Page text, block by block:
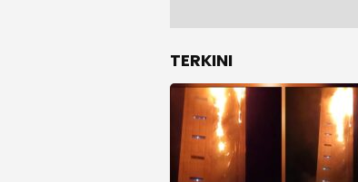
TERKINI